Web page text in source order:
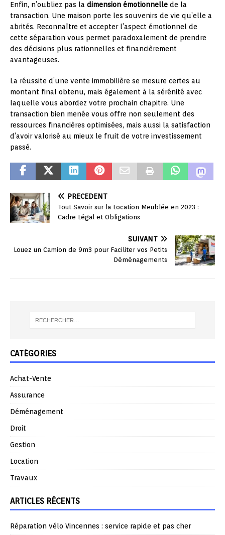
Enfin, n’oubliez pas la dimension émotionnelle de la
transaction. Une maison porte les souvenirs de vie qu’elle a
abrités. Reconnaître et accepter l’aspect émotionnel de
cette séparation vous permet paradoxalement de prendre
des décisions plus rationnelles et financièrement
avantageuses.
La réussite d’une vente immobilière se mesure certes au
montant final obtenu, mais également à la sérénité avec
laquelle vous abordez votre prochain chapitre. Une
transaction bien menée vous offre non seulement des
ressources financières optimisées, mais aussi la satisfaction
d’avoir valorisé au mieux le fruit de votre investissement
passé.
PRÉCÉDENT
Tout Savoir sur la Location Meublée en 2023 :
Cadre Légal et Obligations
SUIVANT
Louez un Camion de 9m3 pour Faciliter vos Petits
Déménagements
CATÉGORIES
Achat-Vente
Assurance
Déménagement
Droit
Gestion
Location
Travaux
ARTICLES RÉCENTS
Réparation vélo Vincennes : service rapide et pas cher